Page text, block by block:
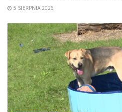
5 SIERPNIA 2026